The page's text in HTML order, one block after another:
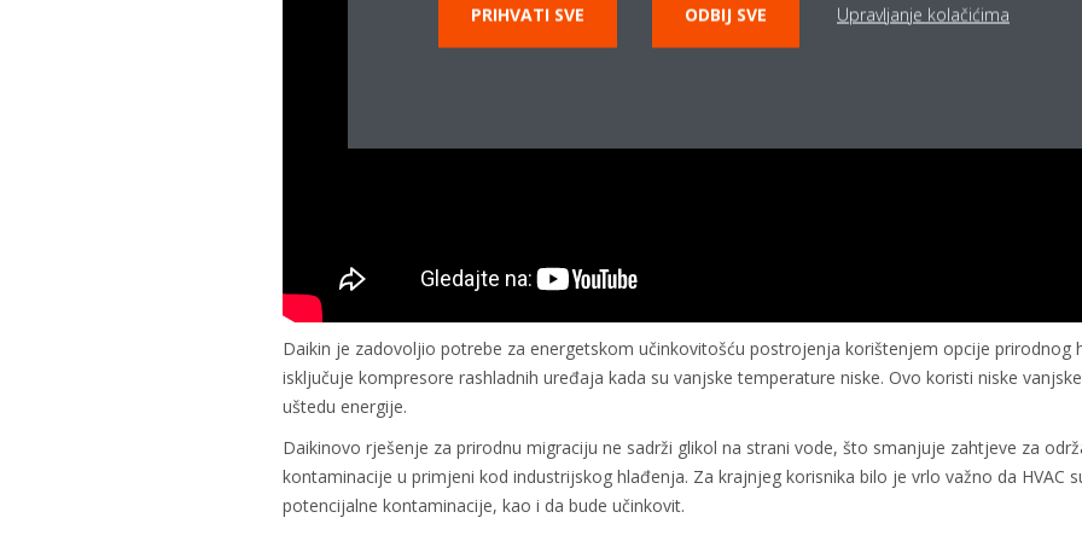
Daikin je zadovoljio potrebe za energetskom učinkovitošću postrojenja korištenjem opcije prirodnog
isključuje kompresore rashladnih uređaja kada su vanjske temperature niske. Ovo koristi niske
uštedu energije.
Daikinovo rješenje za prirodnu migraciju ne sadrži glikol na strani vode, što smanjuje zahtjeve za
kontaminacije u primjeni kod industrijskog hlađenja. Za krajnjeg korisnika bilo je vrlo važno da HVAC
potencijalne kontaminacije, kao i da bude učinkovit.
PRIHVATI SVE ODBIJ SVE Upravljanje kolačićima